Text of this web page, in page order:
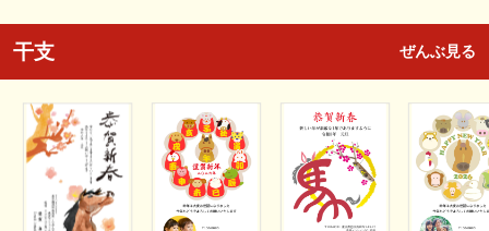
干支 ぜんぶ見る